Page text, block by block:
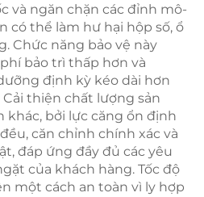
và ngăn chặn các đỉnh mô-
có thể làm hư hại hộp số, ổ
Chức năng bảo vệ này
bảo trì thấp hơn và
định kỳ kéo dài hơn
thiện chất lượng sản
khác, bởi lực căng ổn định
căn chỉnh chính xác và
đáp ứng đầy đủ các yêu
của khách hàng. Tốc độ
một cách an toàn vì ly hợp